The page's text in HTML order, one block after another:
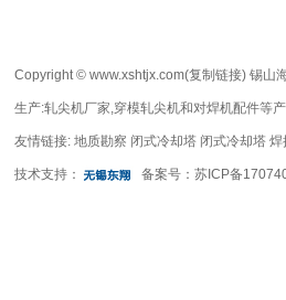
Copyright © www.xshtjx.com(复制链接) 锡山
生产:轧尖机厂家,穿模轧尖机和对焊机配件等
友情链接: 地质勘察 闭式冷却塔 闭式冷却塔 焊
技术支持： 备案号： 苏ICP备